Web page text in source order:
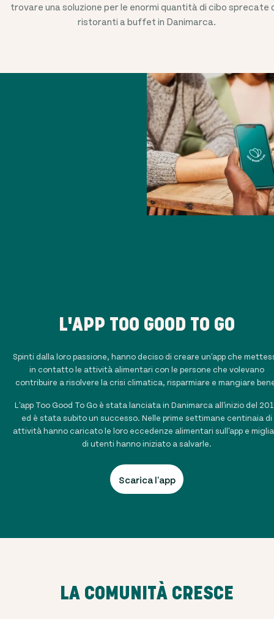
trovare una soluzione per le enormi quantità di cibo sprecate
ristoranti a buffet in Danimarca.
L'APP TOO GOOD TO GO
Spinti dalla loro passione, hanno deciso di creare un'app che
in contatto le attività alimentari con le persone che volevano
contribuire a risolvere la crisi climatica, risparmiare e mangiare
L'app Too Good To Go è stata lanciata in Danimarca all'inizio del
ed è stata subito un successo. Nelle prime settimane centinaia di
attività hanno caricato le loro eccedenze alimentari sull'app e
di utenti hanno iniziato a salvarle.
Scarica l'app
LA COMUNITÀ CRESCE